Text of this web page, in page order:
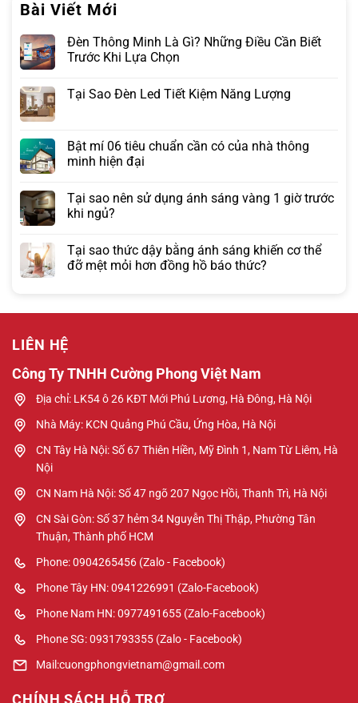
Bài Viết Mới
Đèn Thông Minh Là Gì? Những Điều Cần Biết
Trước Khi Lựa Chọn
Tại Sao Đèn Led Tiết Kiệm Năng Lượng
Bật mí 06 tiêu chuẩn cần có của nhà thông
minh hiện đại
Tại sao nên sử dụng ánh sáng vàng 1 giờ trước
khi ngủ?
Tại sao thức dậy bằng ánh sáng khiến cơ thể
đỡ mệt mỏi hơn đồng hồ báo thức?
LIÊN HỆ
Công Ty TNHH Cường Phong Việt Nam
Địa chỉ: LK54 ô 26 KĐT Mới Phú Lương, Hà Đông, Hà Nội
Nhà Máy: KCN Quảng Phú Cầu, Ứng Hòa, Hà Nội
CN Tây Hà Nội: Số 67 Thiên Hiền, Mỹ Đình 1, Nam Từ Liêm, Hà
Nội
CN Nam Hà Nội: Số 47 ngõ 207 Ngọc Hồi, Thanh Trì, Hà Nội
CN Sài Gòn: Số 37 hẻm 34 Nguyễn Thị Thập, Phường Tân
Thuận, Thành phố HCM
Phone: 0904265456 (Zalo - Facebook)
Phone Tây HN: 0941226991 (Zalo-Facebook)
Phone Nam HN: 0977491655 (Zalo-Facebook)
Phone SG: 0931793355 (Zalo - Facebook)
Mail:cuongphongvietnam@gmail.com